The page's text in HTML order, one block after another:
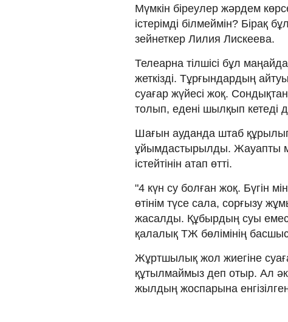
Мүмкін біреулер жәрдем
істерімді білмеймін? Бірақ
зейнеткер Лилия Лискеева.
Телеарна тілшісі бұл
жеткізді. Тұрғындардың
суағар жүйесі жоқ.
толып, едені шылқып кетеді
Шағын ауданда штаб
ұйымдастырылды. Жауапты
істейтінін атап өтті.
"4 күн су болған жоқ. Бүгін
өтінім түсе сала, сорғызу
жасалды. Құбырдың суы
қалалық ТЖ бөлімінің
Жұртшылық жол жиегіне
құтылмаймыз деп отыр. Ал
жылдың жоспарына